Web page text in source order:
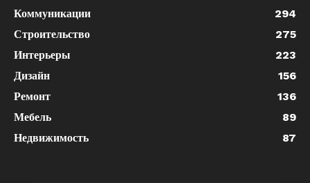
Коммуникации
294
Строительство
275
Интерьеры
223
Дизайн
156
Ремонт
136
Мебель
89
Недвижимость
87